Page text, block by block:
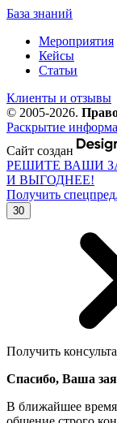
База знаний
Мероприятия
Кейсы
Статьи
Клиенты и отзывы
© 2005-2026.
Раскрытие
Сайт создан
РЕШИТЕ ВАШИ
И ВЫГОДНЕЕ!
Получить
30
Получить
Спасибо, Ваша
В ближайшее